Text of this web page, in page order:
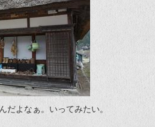
だよなぁ。いってみたい。